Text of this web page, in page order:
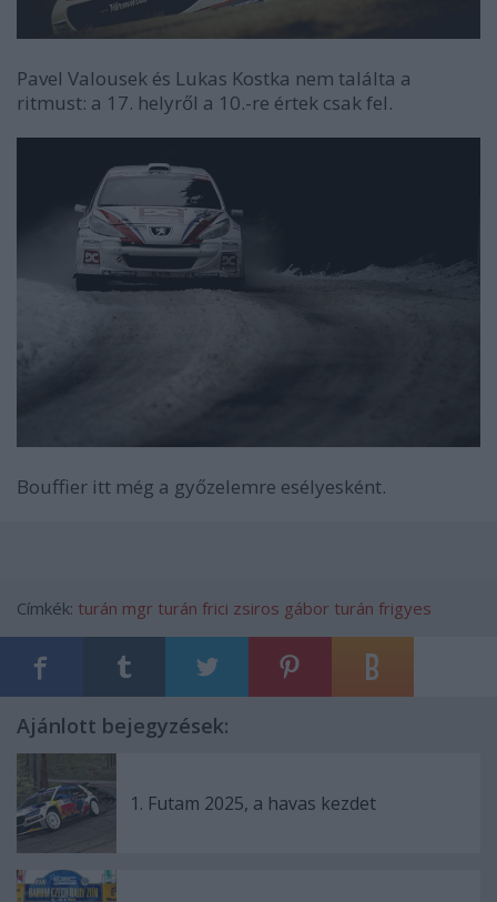
Pavel Valousek és Lukas Kostka nem találta a
ritmust: a 17. helyről a 10.-re értek csak fel.
Bouffier itt még a győzelemre esélyesként.
Címkék: turán mgr turán frici zsiros gábor turán frigyes
Ajánlott bejegyzések:
1. Futam 2025, a havas kezdet